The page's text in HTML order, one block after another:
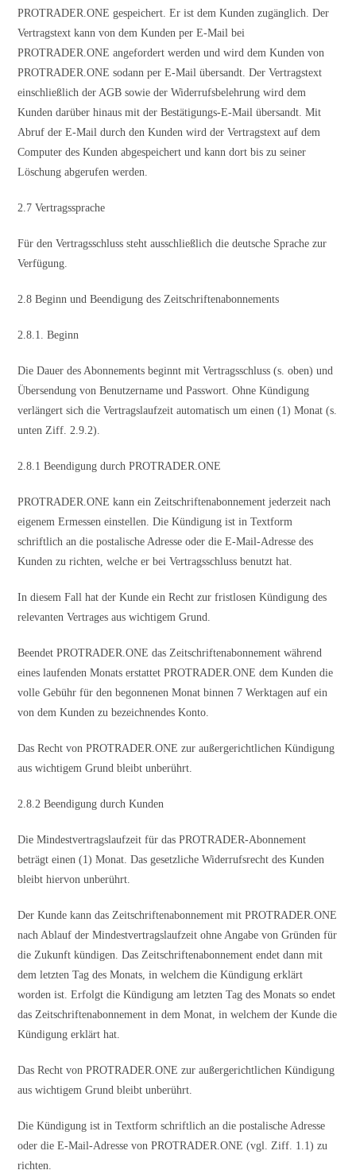
PROTRADER.ONE gespeichert. Er ist dem Kunden zugänglich. Der
Vertragstext kann von dem Kunden per E-Mail bei
PROTRADER.ONE angefordert werden und wird dem Kunden von
PROTRADER.ONE sodann per E-Mail übersandt. Der Vertragstext
einschließlich der AGB sowie der Widerrufsbelehrung wird dem
Kunden darüber hinaus mit der Bestätigungs-E-Mail übersandt. Mit
Abruf der E-Mail durch den Kunden wird der Vertragstext auf dem
Computer des Kunden abgespeichert und kann dort bis zu seiner
Löschung abgerufen werden.
2.7 Vertragssprache
Für den Vertragsschluss steht ausschließlich die deutsche Sprache zur
Verfügung.
2.8 Beginn und Beendigung des Zeitschriftenabonnements
2.8.1. Beginn
Die Dauer des Abonnements beginnt mit Vertragsschluss (s. oben) und
Übersendung von Benutzername und Passwort. Ohne Kündigung
verlängert sich die Vertragslaufzeit automatisch um einen (1) Monat (s.
unten Ziff. 2.9.2).
2.8.1 Beendigung durch PROTRADER.ONE
PROTRADER.ONE kann ein Zeitschriftenabonnement jederzeit nach
eigenem Ermessen einstellen. Die Kündigung ist in Textform
schriftlich an die postalische Adresse oder die E-Mail-Adresse des
Kunden zu richten, welche er bei Vertragsschluss benutzt hat.
In diesem Fall hat der Kunde ein Recht zur fristlosen Kündigung des
relevanten Vertrages aus wichtigem Grund.
Beendet PROTRADER.ONE das Zeitschriftenabonnement während
eines laufenden Monats erstattet PROTRADER.ONE dem Kunden die
volle Gebühr für den begonnenen Monat binnen 7 Werktagen auf ein
von dem Kunden zu bezeichnendes Konto.
Das Recht von PROTRADER.ONE zur außergerichtlichen Kündigung
aus wichtigem Grund bleibt unberührt.
2.8.2 Beendigung durch Kunden
Die Mindestvertragslaufzeit für das PROTRADER-Abonnement
beträgt einen (1) Monat. Das gesetzliche Widerrufsrecht des Kunden
bleibt hiervon unberührt.
Der Kunde kann das Zeitschriftenabonnement mit PROTRADER.ONE
nach Ablauf der Mindestvertragslaufzeit ohne Angabe von Gründen für
die Zukunft kündigen. Das Zeitschriftenabonnement endet dann mit
dem letzten Tag des Monats, in welchem die Kündigung erklärt
worden ist. Erfolgt die Kündigung am letzten Tag des Monats so endet
das Zeitschriftenabonnement in dem Monat, in welchem der Kunde die
Kündigung erklärt hat.
Das Recht von PROTRADER.ONE zur außergerichtlichen Kündigung
aus wichtigem Grund bleibt unberührt.
Die Kündigung ist in Textform schriftlich an die postalische Adresse
oder die E-Mail-Adresse von PROTRADER.ONE (vgl. Ziff. 1.1) zu
richten.